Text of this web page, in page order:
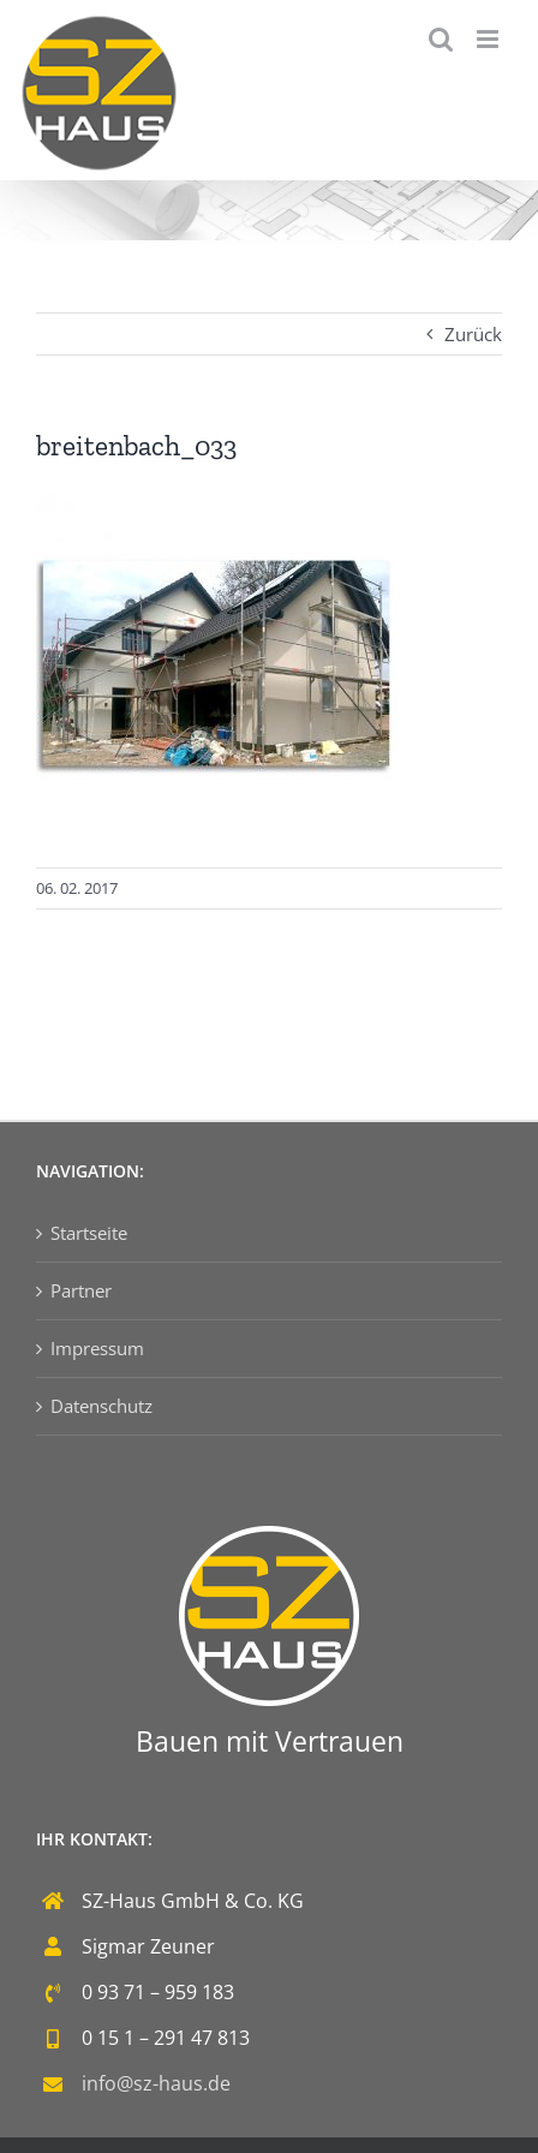
Inhalt
springen
Zurück
breitenbach_033
06. 02. 2017
NAVIGATION:
Startseite
Partner
Impressum
Datenschutz
Bauen mit Vertrauen
IHR KONTAKT:
SZ-Haus GmbH & Co. KG
Sigmar Zeuner
0 93 71 – 959 183
0 15 1 – 291 47 813
info@sz-haus.de